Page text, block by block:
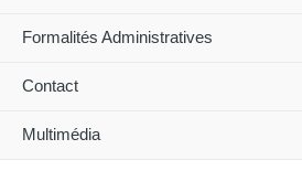
Formalités Administratives
Contact
Multimédia